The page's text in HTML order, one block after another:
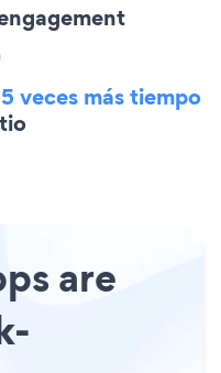
veces más tiempo
are